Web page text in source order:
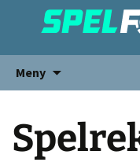
Meny